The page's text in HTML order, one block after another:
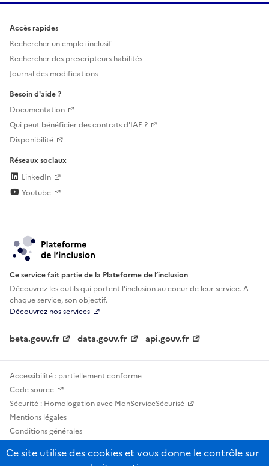
Accès rapides
Rechercher un emploi inclusif
Rechercher des prescripteurs habilités
Journal des modifications
Besoin d'aide ?
Documentation
Qui peut bénéficier des contrats d'IAE ?
Disponibilité
Réseaux sociaux
LinkedIn
Youtube
Ce service fait partie de la Plateforme de l’inclusion
Découvrez les outils qui portent l'inclusion aucoeur de leur service. A
chaque service, son objectif.
Découvrez nos services
beta.gouv.fr data.gouv.fr api.gouv.fr
Accessibilité : partiellement conforme
Code source
Sécurité : Homologation avec MonServiceSécurisé
Mentions légales
Conditions générales
Statistiques, lexiques et indicateurs
Ce site utilise des cookies et vous donne le contrôle sur